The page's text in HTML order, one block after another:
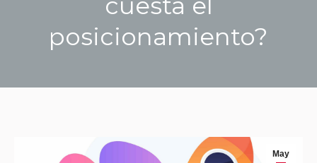
posicionamiento?
May